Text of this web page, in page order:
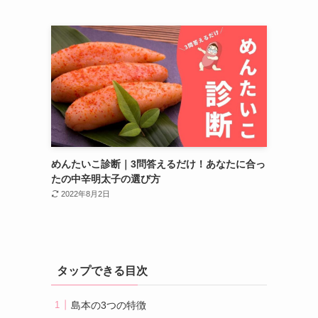
めんたいこ診断｜3問答えるだけ！あなたに合っ
たの中辛明太子の選び方
2022年8月2日
タップできる目次
島本の3つの特徴